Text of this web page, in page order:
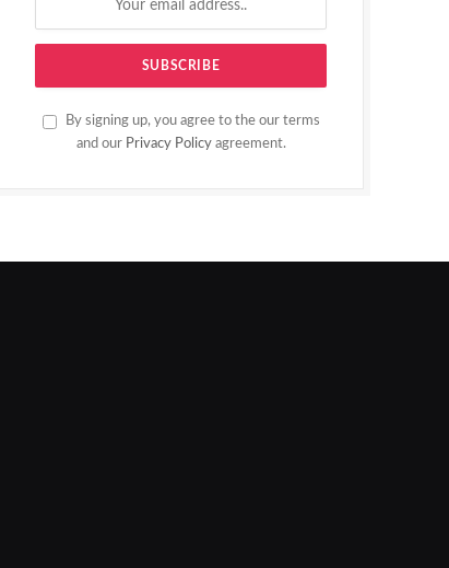
By signing up, you agree to the our terms
and our Privacy Policyagreement.